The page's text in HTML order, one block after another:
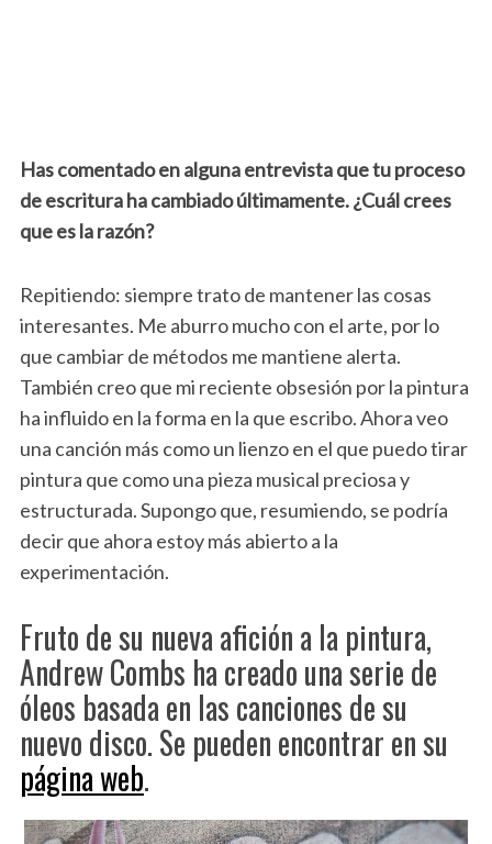
Has comentado en alguna entrevista que tu proceso
de escritura ha cambiado últimamente. ¿Cuál crees
que es la razón?
Repitiendo: siempre trato de mantener las cosas
interesantes. Me aburro mucho con el arte, por lo
que cambiar de métodos me mantiene alerta.
También creo que mi reciente obsesión por la pintura
ha influido en la forma en la que escribo. Ahora veo
una canción más como un lienzo en el que puedo tirar
pintura que como una pieza musical preciosa y
estructurada. Supongo que, resumiendo, se podría
decir que ahora estoy más abierto a la
experimentación.
Fruto de su nueva afición a la pintura,
Andrew Combs ha creado una serie de
óleos basada en las canciones de su
nuevo disco. Se pueden encontrar en su
página web.